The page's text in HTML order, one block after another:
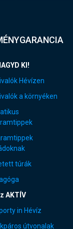
KI!
Hévízen
a környéken
túrák
AKTÍV
in Hévíz
útvonalak